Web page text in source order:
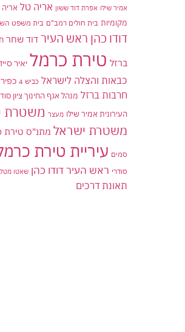
אמיר שילו אפרת דוד ששון אריה טל אריה
מקומיות בית חולים רמב"ם בית משפט
דודו כהן ראש העיר דוד שחר
ברזל טירת כרמל יאיר
כבאות והצלה לישראל כביש 4
חרבות ברזל מנהל אגף החינוך ציון
העירונית אמיר שילו מעצר משטרת
משטרת ישראל מתנ"ס טירת
סמים עיריית טירת
סודרי ראש העיר דודו כהן שאטו
תאונת דרכים